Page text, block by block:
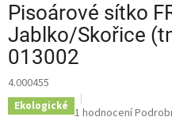
Pisoárové sítko
Jablko/Skořice
013002
4.000455
Ekologické Průměrné
1 hodnocení